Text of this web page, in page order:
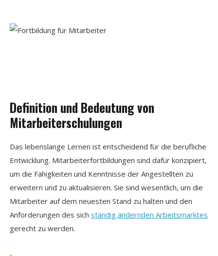
Definition und Bedeutung von
Mitarbeiterschulungen
Das lebenslange Lernen ist entscheidend für die berufliche
Entwicklung. Mitarbeiterfortbildungen sind dafür konzipiert,
um die Fähigkeiten und Kenntnisse der Angestellten zu
erweitern und zu aktualisieren. Sie sind wesentlich, um die
Mitarbeiter auf dem neuesten Stand zu halten und den
Anforderungen des sich ständig ändernden Arbeitsmarktes
gerecht zu werden.